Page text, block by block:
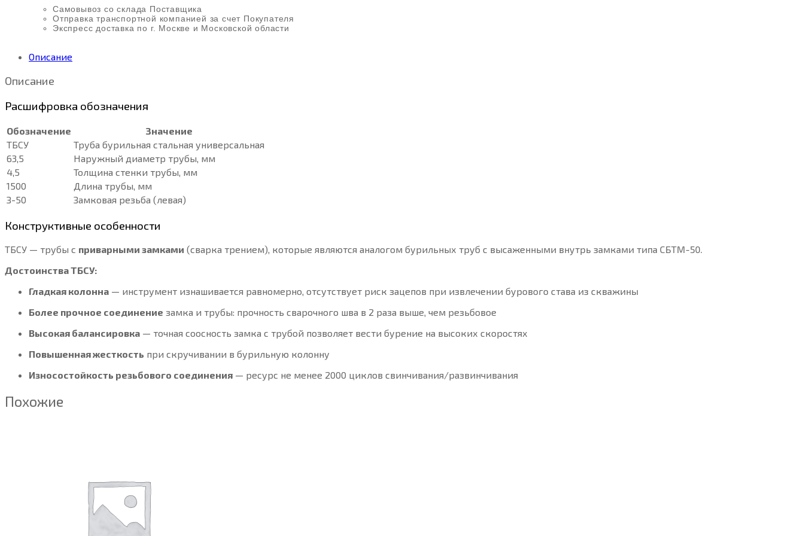
Самовывоз со склада Поставщика
Отправка транспортной компанией за счет Покупателя
Экспресс доставка по г. Москве и Московской области
Описание
Описание
Расшифровка обозначения
Обозначение
Значение
ТБСУ
Труба бурильная стальная универсальная
63,5
Наружный диаметр трубы, мм
4,5
Толщина стенки трубы, мм
1500
Длина трубы, мм
З-50
Замковая резьба (левая)
Конструктивные особенности
ТБСУ — трубы с приварными замками (сварка трением), которые являются аналогом бурильных труб с высаженными внутрь замками типа СБТМ-50
Достоинства ТБСУ:
Гладкая колонна — инструмент изнашивается равномерно, отсутствует риск зацепов при извлечении бурового става из скважины
Более прочное соединение замка и трубы: прочность сварочного шва в 2 раза выше, чем резьбовое
Высокая балансировка — точная соосность замка с трубой позволяет вести бурение на высоких скоростях
Повышенная жесткость при скручивании в бурильную колонну
Износостойкость резьбового соединения — ресурс не менее 2000 циклов свинчивания/развинчивания
Похожие